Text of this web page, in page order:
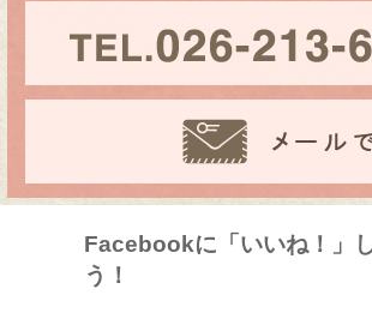
Facebookに「いいね！」
う！